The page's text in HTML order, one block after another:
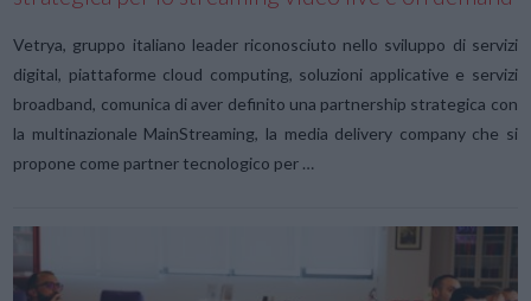
Vetrya, gruppo italiano leader riconosciuto nello sviluppo di servizi
digital, piattaforme cloud computing, soluzioni applicative e servizi
broadband, comunica di aver definito una partnership strategica con
la multinazionale MainStreaming, la media delivery company che si
propone come partner tecnologico per …